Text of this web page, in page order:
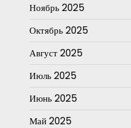
Ноябрь 2025
Октябрь 2025
Август 2025
Июль 2025
Июнь 2025
Май 2025